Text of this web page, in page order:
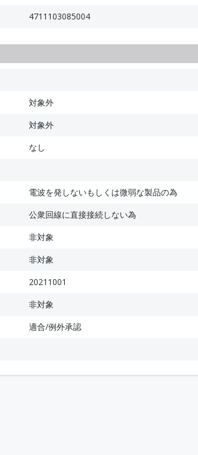
4711103085004
対象外
対象外
なし
電波を発しないもしくは微弱な製品の為
公衆回線に直接接続しない為
非対象
非対象
20211001
非対象
適合/例外承認